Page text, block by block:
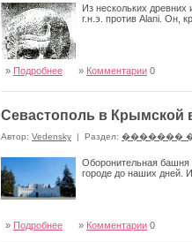
Из нескольких древних
г.н.э. против Alani. Он,
» Подробнее » Комментарии 0
Севастополь в Крымской
Автор: Vedensky | Раздел: �������
Оборонительная башня
городе до наших дней.
» Подробнее » Комментарии 0